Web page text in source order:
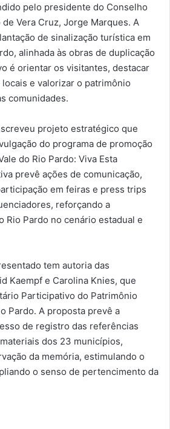
pelo presidente do Conselho
Vera Cruz, Jorge Marques. A
de sinalização turística em
alinhada às obras de duplicação
é orientar os visitantes, destacar
e valorizar o patrimônio
comunidades.
projeto estratégico que
do programa de promoção
do Rio Pardo: Viva Esta
prevê ações de comunicação,
em feiras e press trips
reforçando a
Rio Pardo no cenário estadual e
tem autoria das
Kaempf e Carolina Knies, que
Participativo do Patrimônio
Pardo. A proposta prevê a
de registro das referências
dos 23 municípios,
da memória, estimulando o
o senso de pertencimento da